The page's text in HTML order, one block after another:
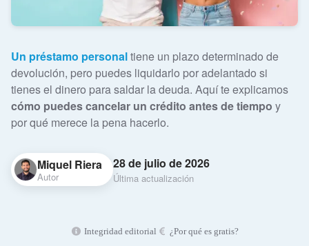
Un préstamo personaltiene un plazo determinado de
devolución, pero puedes liquidarlo por adelantado si
tienes el dinero para saldar la deuda. Aquí te explicamos
cómo puedes cancelar un crédito antes de tiempo y
por qué merece la pena hacerlo.
Miquel Riera
Autor
28 de julio de 2026
Última actualización
Integridad editorial ¿Por qué es gratis?